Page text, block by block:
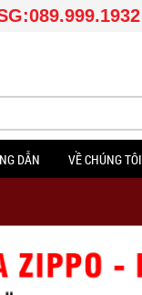
DẪN VỀ CHÚNG TÔI